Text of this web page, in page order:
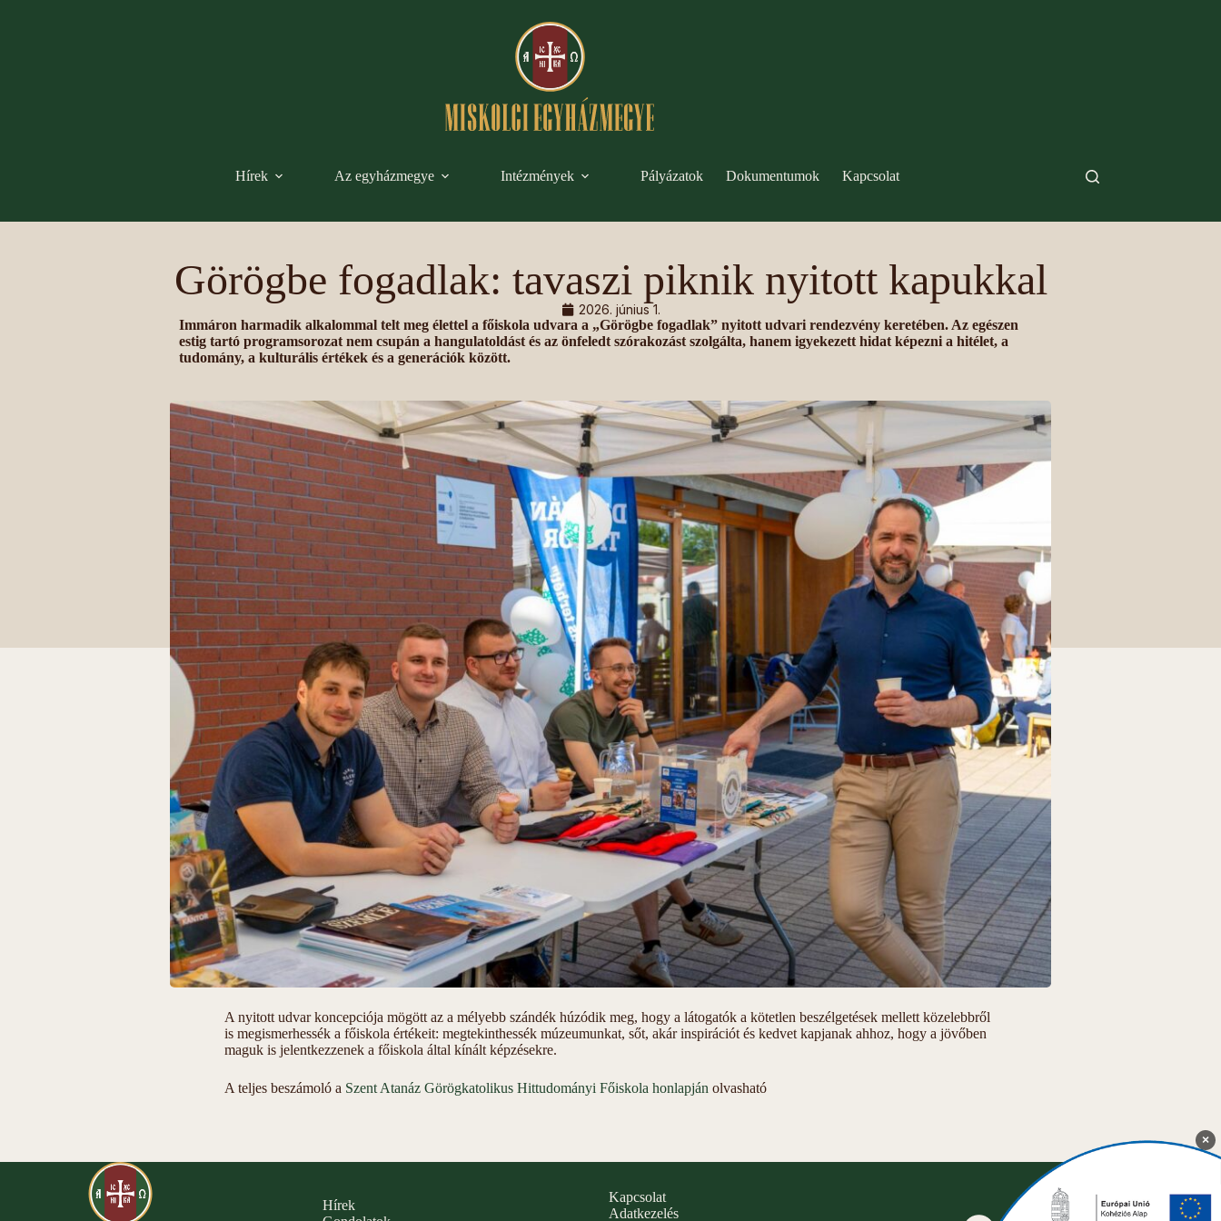
×
Hírek Az egyházmegye Intézmények Pályázatok Dokumentumok Kapcsolat
Görögbe fogadlak: tavaszi piknik nyitott kapukkal
2026. június 1.
Immáron harmadik alkalommal telt meg élettel a főiskola udvara a „Görögbe fogadlak” nyitott udvari rendezvény keretében. Az egészen
estig tartó programsorozat nem csupán a hangulatoldást és az önfeledt szórakozást szolgálta, hanem igyekezett hidat képezni a hitélet, a
tudomány, a kulturális értékek és a generációk között.
A nyitott udvar koncepciója mögött az a mélyebb szándék húzódik meg, hogy a látogatók a kötetlen beszélgetések mellett közelebbről
is megismerhessék a főiskola értékeit: megtekinthessék múzeumunkat, sőt, akár inspirációt és kedvet kapjanak ahhoz, hogy a jövőben
maguk is jelentkezzenek a főiskola által kínált képzésekre.
A teljes beszámoló a Szent Atanáz Görögkatolikus Hittudományi Főiskola honlapján olvasható
Hírek
Kapcsolat
Adatkezelés